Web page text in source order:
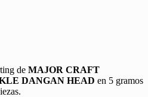
de MAJOR CRAFT
DANGAN HEAD en 5 gramos